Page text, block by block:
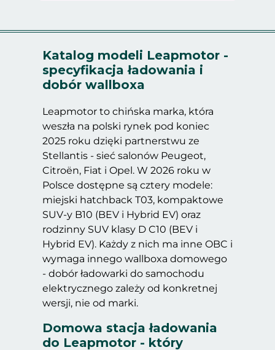
Katalog modeli Leapmotor -
specyfikacja ładowania i
dobór wallboxa
Leapmotor to chińska marka, która
weszła na polski rynek pod koniec
2025 roku dzięki partnerstwu ze
Stellantis - sieć salonów Peugeot,
Citroën, Fiat i Opel. W 2026 roku w
Polsce dostępne są cztery modele:
miejski hatchback T03, kompaktowe
SUV-y B10 (BEV i Hybrid EV) oraz
rodzinny SUV klasy D C10 (BEV i
Hybrid EV). Każdy z nich ma inne OBC i
wymaga innego wallboxa domowego
- dobór ładowarki do samochodu
elektrycznego zależy od konkretnej
wersji, nie od marki.
Domowa stacja ładowania
do Leapmotor - który